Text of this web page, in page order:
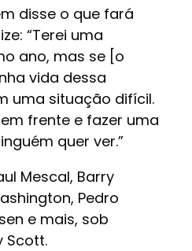
disse o que fará
“Terei uma
ano, mas se [o
vida dessa
uma situação difícil.
frente e fazer uma
quer ver.”
Mescal, Barry
Pedro
e mais, sob
Scott.